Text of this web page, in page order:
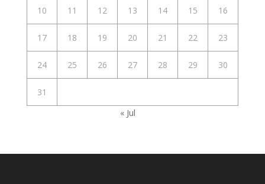
10 11 12 13 14 15 16
17 18 19 20 21 22 23
24 25 26 27 28 29 30
31
« Jul